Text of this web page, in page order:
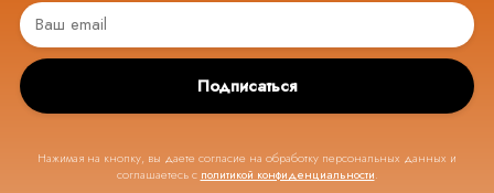
Подписаться
Нажимая на кнопку, вы даете согласие на обработку персональных данных и
соглашаетесь с политикой конфиденциальности.